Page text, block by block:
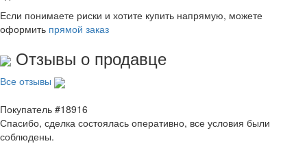
Если понимаете риски и хотите купить напрямую, можете
оформить прямой заказ
Отзывы о продавце
Все отзывы
Покупатель #18916
Спасибо, сделка состоялась оперативно, все условия были
соблюдены.